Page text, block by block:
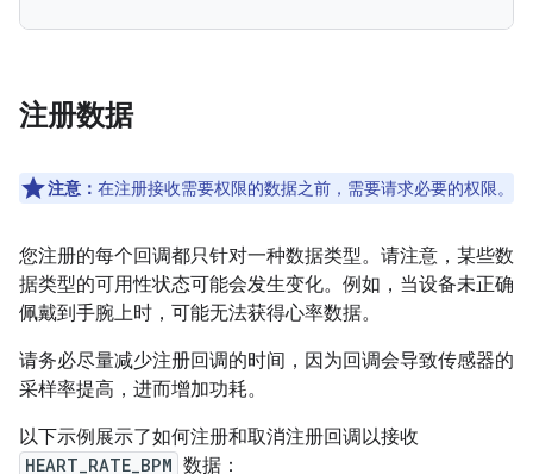
注册数据
注意： 在注册接收需要权限的数据之前，需要请求必要的权限。
您注册的每个回调都只针对一种数据类型。请注意，某些数
据类型的可用性状态可能会发生变化。例如，当设备未正确
佩戴到手腕上时，可能无法获得心率数据。
请务必尽量减少注册回调的时间，因为回调会导致传感器的
采样率提高，进而增加功耗。
以下示例展示了如何注册和取消注册回调以接收
HEART_RATE_BPM 数据：